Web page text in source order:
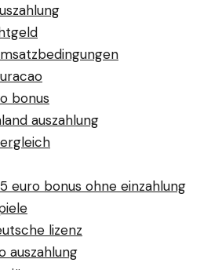
bonus
auszahlung
euro bonus ohne einzahlung
lizenz
auszahlung